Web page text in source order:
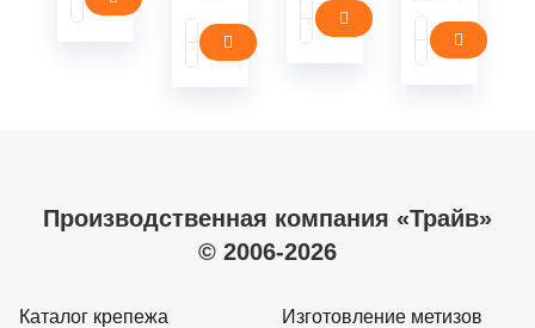
Производственная компания «Трайв»
© 2006-2026
Каталог крепежа
Изготовление метизов